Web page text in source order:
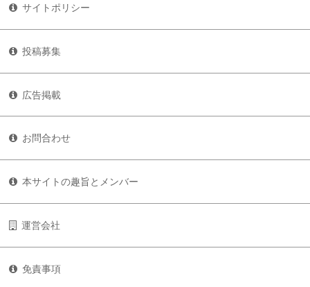
サイトポリシー
投稿募集
広告掲載
お問合わせ
本サイトの趣旨とメンバー
運営会社
免責事項